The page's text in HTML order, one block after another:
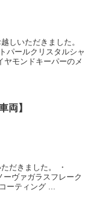
しいただきました。
パールクリスタルシャ
モンドキーパーのメ
両】
だきました。 ・
ーヴァガラスフレーク
ーティング ...